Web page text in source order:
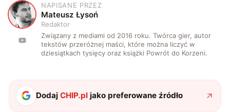
M
NAPISANE PRZEZ
Mateusz Łysoń
Redaktor
Związany z mediami od 2016 roku. Twórca gier, autor
tekstów przeróżnej maści, które można liczyć w
dziesiątkach tysięcy oraz książki Powrót do Korzeni.
DodajCHIP.pl jako preferowane źródło